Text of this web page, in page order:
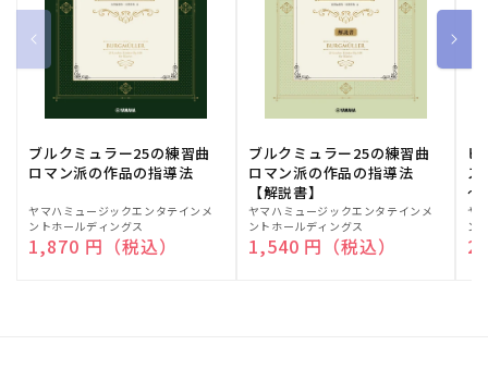
ブルクミュラー25の練習曲
ロマン派の作品の指導法
販
売
元:
ヤマハミュージックエンタテインメ
ントホールディングス
通常価格
1,870 円（税込）
ブルクミュラー25の練習曲
ロマン派の作品の指導法
【解説書】
販
売
元:
ヤマハミュージックエンタテインメ
ントホールディングス
通常価格
1,540 円（税込）
ピ
ス
～
販
売
元:
ヤ
ン